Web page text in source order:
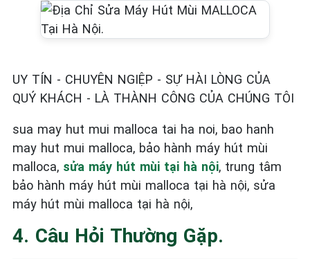
UY TÍN - CHUYÊN NGIỆP - SỰ HÀI LÒNG CỦA
QUÝ KHÁCH - LÀ THÀNH CÔNG CỦA CHÚNG TÔI
sua may hut mui malloca tai ha noi, bao hanh
may hut mui malloca, bảo hành máy hút mùi
malloca, sửa máy hút mùi tại hà nội, trung tâm
bảo hành máy hút mùi malloca tại hà nội, sửa
máy hút mùi malloca tại hà nội,
4. Câu Hỏi Thường Gặp.